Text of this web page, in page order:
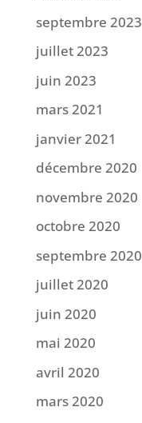
septembre 2023
juillet 2023
juin 2023
mars 2021
janvier 2021
décembre 2020
novembre 2020
octobre 2020
septembre 2020
juillet 2020
juin 2020
mai 2020
avril 2020
mars 2020